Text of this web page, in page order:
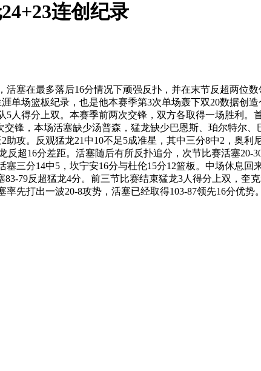
连创纪录
塞在最多落后16分情况下顽强反扑，并在末节反超两位
单场篮板纪录，也是他本赛季第3次单场轰下双20数据创
人得分上双。本赛季前两次交锋，双方各取得一场胜利。
锋，本场活塞缺少汤普森，猛龙缺少巴恩斯、珀尔特尔
攻。反观猛龙21中10不足5成准星，其中三分8中2，奥利
超16分差距。活塞随后有所反扑追分，次节比赛活塞20-
三分14中5，坎宁安16分与杜伦15分12篮板。中场休息回
79反超猛龙4分。前三节比赛结束猛龙3人得分上双，奎
先打出一波20-8攻势，活塞已经取得103-87领先16分优势